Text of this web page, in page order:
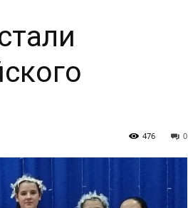
0
476